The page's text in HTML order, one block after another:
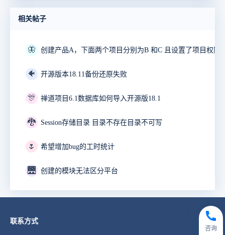
相关帖子
🦋
🐠 开源版本18.11备份还原失败
🎊 禅道项目6.1数据库如何导入开源版18.1
🐉 Session存储目录 目录不存在目录不可写
🌷 希望增加bug的工时统计
🌉 创建的模块无法区分平台
联系方式
咨询